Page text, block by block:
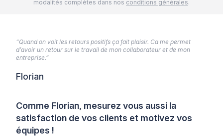
modalités complètes dans nos conditions générales.
Comme Florian, mesurez vous aussi la
satisfaction de vos clients et motivez vos
équipes !
“Quand on voit les retours positifs ça fait plaisir. Ca me permet
d’avoir un retour sur le travail de mon collaborateur et de mon
entreprise.”
Florian